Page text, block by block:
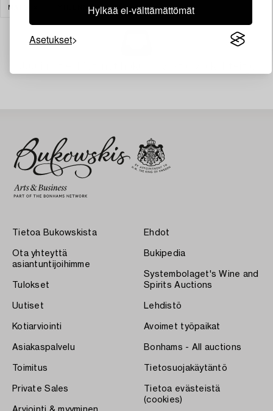
Hylkää ei-välttämättömät
Asetukset
MATOT TYHJENNÄ KAIKKI
Tietoa Bukowskista
Ota yhteyttä
asiantuntijoihimme
Tulokset
Uutiset
Kotiarviointi
Asiakaspalvelu
Toimitus
Private Sales
Ehdot
Bukipedia
Systembolaget's Wine and
Spirits Auctions
Lehdistö
Avoimet työpaikat
Bonhams - All auctions
Tietosuojakäytäntö
Tietoa evästeistä
(cookies)